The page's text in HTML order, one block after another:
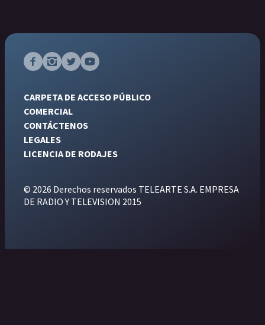
CARPETA DE ACCESO PÚBLICO
COMERCIAL
CONTÁCTENOS
LEGALES
LICENCIA DE RODAJES
© 2026 Derechos reservados TELEARTE S.A. EMPRESA
DE RADIO Y TELEVISION 2015